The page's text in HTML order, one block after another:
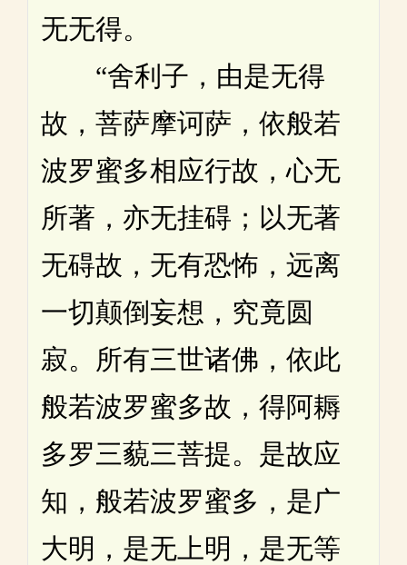
无无得。
“舍利子，由是无得
故，菩萨摩诃萨，依般若
波罗蜜多相应行故，心无
所著，亦无挂碍；以无著
无碍故，无有恐怖，远离
一切颠倒妄想，究竟圆
寂。所有三世诸佛，依此
般若波罗蜜多故，得阿耨
多罗三藐三菩提。是故应
知，般若波罗蜜多，是广
大明，是无上明，是无等